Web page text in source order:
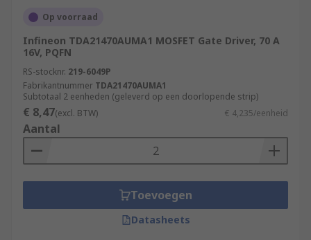
Op voorraad
Infineon TDA21470AUMA1 MOSFET Gate Driver, 70 A
16V, PQFN
RS-stocknr. 219-6049P
Fabrikantnummer TDA21470AUMA1
Subtotaal 2 eenheden (geleverd op een doorlopende strip)
€ 8,47(excl. BTW) € 4,235/eenheid
Aantal
Toevoegen
Datasheets